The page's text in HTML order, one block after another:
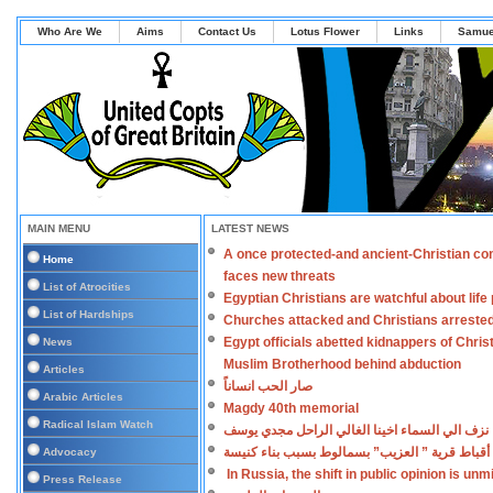
Who Are We Aims Contact Us Lotus Flower Links
MAIN MENU
Home
List of Atrocities
List of Hardships
News
Articles
Arabic Articles
Radical Islam Watch
Advocacy
Press Release
LATEST NEWS
A once protected-and ancient-Christian
faces new threats
Egyptian Christians are watchful about life
Churches attacked and Christians
Egypt officials abetted kidnappers of
Muslim Brotherhood behind abduction
صار الحب انساناً
Magdy 40th memorial
نزف الي السماء اخينا الغالي الراحل مجدي يوسف
أقباط قرية ” العزيب” بسمالوط بسبب بناء كنيسة
In Russia, the shift in public opinion is